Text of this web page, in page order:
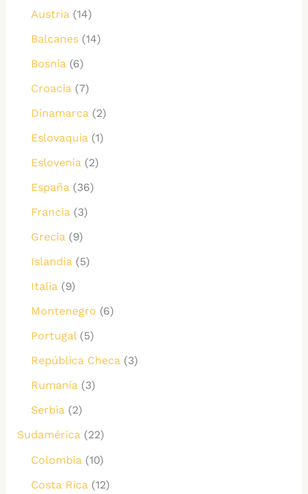
Austria(14)
Balcanes(14)
Bosnia(6)
Croacia(7)
Dinamarca(2)
Eslovaquia(1)
Eslovenia(2)
España(36)
Francia(3)
Grecia(9)
Islandia(5)
Italia(9)
Montenegro (6)
Portugal(5)
República Checa(3)
Rumanía(3)
Serbia(2)
Sudamérica(22)
Colombia(10)
Costa Rica(12)